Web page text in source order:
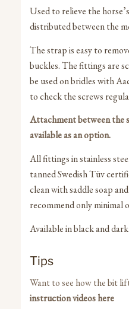
Used to relieve the
distributed between the
The strap is easy to
buckles. The fittings are
be used on bridles with
to check the screws
Attachmentbetween the
available as an option.
All fittings in stainless
tanned Swedish Tüv
clean with saddle soap
recommend only minimal
Available in black and
Tips
Want to see how the bit
instruction videos here